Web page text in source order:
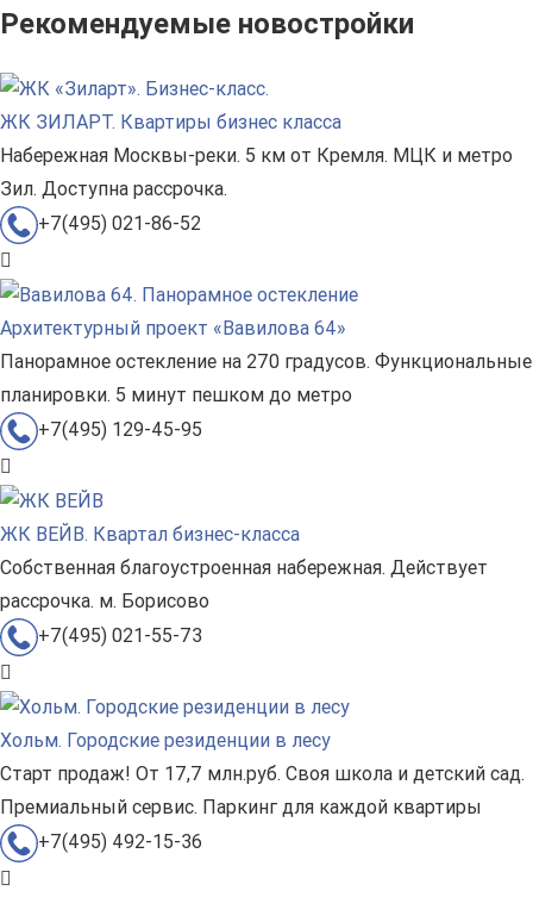
Рекомендуемые новостройки
ЖК ЗИЛАРТ. Квартиры бизнес класса
Набережная Москвы-реки. 5 км от Кремля. МЦК и метро
Зил. Доступна рассрочка.
+7(495) 021-86-52
Архитектурный проект «Вавилова 64»
Панорамное остекление на 270 градусов. Функциональные
планировки. 5 минут пешком до метро
+7(495) 129-45-95
ЖК ВЕЙВ. Квартал бизнес-класса
Собственная благоустроенная набережная. Действует
рассрочка. м. Борисово
+7(495) 021-55-73
Хольм. Городские резиденции в лесу
Старт продаж! От 17,7 млн.руб. Своя школа и детский сад.
Премиальный сервис. Паркинг для каждой квартиры
+7(495) 492-15-36